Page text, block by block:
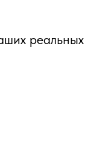
реальных